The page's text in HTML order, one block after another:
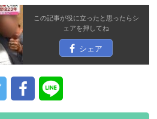
この記事が役に立ったと思ったらシ
ェアを押してね
シェア